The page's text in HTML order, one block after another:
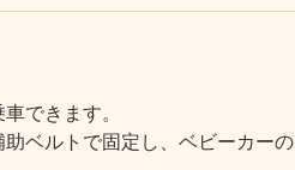
できます。
ベルトで固定し、ベビーカーの